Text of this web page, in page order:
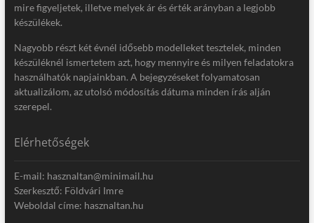
mire figyeljetek, illetve melyek ár és érték arányban a legjobb
készülékek.
Nagyobb részt két évnél idősebb modelleket tesztelek, minden
készüléknél ismertetem azt, hogy mennyire és milyen feladatokra
használhatók napjainkban. A bejegyzéseket folyamatosan
aktualizálom, az utolsó módosítás dátuma minden írás alján
szerepel.
Elérhetőségek
E-mail: hasznaltan@minimail.hu
Szerkesztő: Földvári Imre
Weboldal címe: hasznaltan.hu